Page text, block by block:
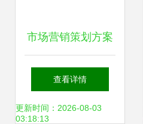
市场营销策划方案
企业制胜市场的蓝
图与引擎
查看详情
更新时间：2026-08-03
03:18:13